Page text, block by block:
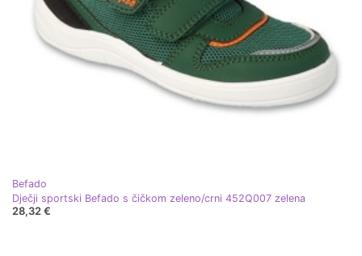
Befado
Dječji sportski Befado s čičkom zeleno/crni 452Q007 zelena
28,32 €